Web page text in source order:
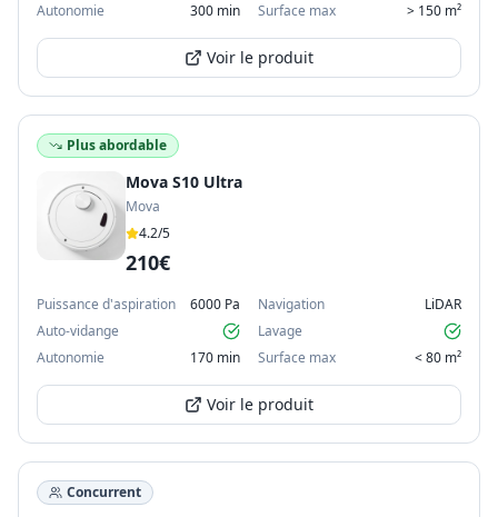
Autonomie
300 min Surface max > 150 m²
Voir le produit
Plus abordable
Mova S10 Ultra
Mova
4.2/5
210€
Puissance d'aspiration 6000 Pa Navigation
LiDAR
Auto-vidange
Lavage
Autonomie
170 min Surface max < 80 m²
Voir le produit
Concurrent